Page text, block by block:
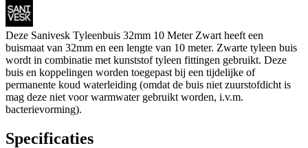
Deze Sanivesk Tyleenbuis 32mm 10 Meter Zwart heeft een
buismaat van 32mm en een lengte van 10 meter. Zwarte tyleen buis
wordt in combinatie met kunststof tyleen fittingen gebruikt. Deze
buis en koppelingen worden toegepast bij een tijdelijke of
permanente koud waterleiding (omdat de buis niet zuurstofdicht is
mag deze niet voor warmwater gebruikt worden, i.v.m.
bacterievorming).
Specificaties